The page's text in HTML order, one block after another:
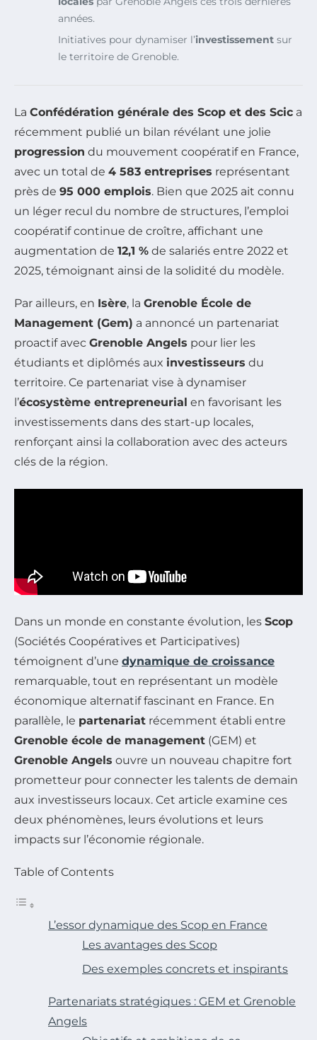
années.
Initiatives pour dynamiser l’investissement sur
le territoire de Grenoble.
La Confédération générale des Scop et des Scic a
récemment publié un bilan révélant une jolie
progression du mouvement coopératif en France,
avec un total de 4 583 entreprises représentant
près de 95 000 emplois. Bien que 2025 ait connu
un léger recul du nombre de structures, l’emploi
coopératif continue de croître, affichant une
augmentation de 12,1 % de salariés entre 2022 et
2025, témoignant ainsi de la solidité du modèle.
Par ailleurs, en Isère, la Grenoble École de
Management (Gem) a annoncé un partenariat
proactif avec Grenoble Angels pour lier les
étudiants et diplômés aux investisseurs du
territoire. Ce partenariat vise à dynamiser
l’écosystème entrepreneurial en favorisant les
investissements dans des start-up locales,
renforçant ainsi la collaboration avec des acteurs
clés de la région.
Dans un monde en constante évolution, les Scop
(Sociétés Coopératives et Participatives)
témoignent d’une dynamique de croissance
remarquable, tout en représentant un modèle
économique alternatif fascinant en France. En
parallèle, le partenariat récemment établi entre
Grenoble école de management (GEM) et
Grenoble Angels ouvre un nouveau chapitre fort
prometteur pour connecter les talents de demain
aux investisseurs locaux. Cet article examine ces
deux phénomènes, leurs évolutions et leurs
impacts sur l’économie régionale.
Table of Contents
L’essor dynamique des Scop en France
Les avantages des Scop
Des exemples concrets et inspirants
Partenariats stratégiques : GEM et Grenoble
Angels